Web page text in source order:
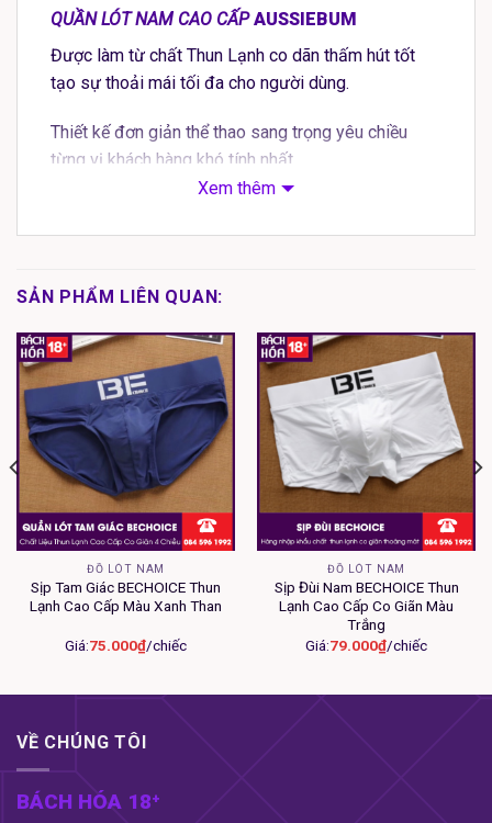
QUẦN LÓT NAM CAO CẤP AUSSIEBUM
Được làm từ chất Thun Lạnh co dãn thấm hút tốt
tạo sự thoải mái tối đa cho người dùng.
Thiết kế đơn giản thể thao sang trọng yêu chiều
từng vị khách hàng khó tính nhất.
dụng. Cam kết hàng giống hình 100%. Nếu hàng
lòng liên hệ shop để được đổi hàng miễn phí
NHẬN CUNG CẤP SỶ CHO CÁC SHOP.
SỊP TAM GIÁC NAMđẹp dã mannnnnn .
Hàng có sẵn tại Vua sịp.
Đủ size cho người từ 45 90kg.
Đủ màu sắc để lựa chọn:
Xem thêm
SẢN PHẨM LIÊN QUAN:
ĐỒ LÓT NAM
Sịp Tam Giác BECHOICE Thun
Lạnh Cao Cấp Màu Xanh Than
Giá:75.000₫/chiếc
ĐỒ LÓT NAM
Sịp Đùi Nam BECHOICE Thun
Lạnh Cao Cấp Co Giãn Màu
Trắng
Giá:79.000₫/chiếc
VỀ CHÚNG TÔI
BÁCH HÓA 18⁺